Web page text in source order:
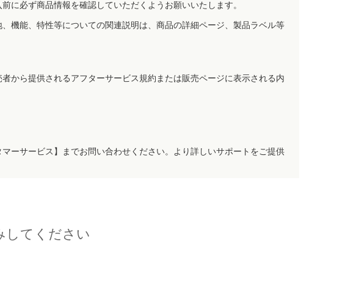
に必ず商品情報を確認していただくようお願いいたします。
機能、特性等についての関連説明は、商品の詳細ページ、製品ラベル等
から提供されるアフターサービス規約または販売ページに表示される内
ーサービス】までお問い合わせください。より詳しいサポートをご提供
してください